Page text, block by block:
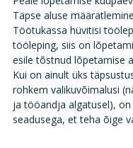
Täpse aluse
Töötukassa hüvitisi
tööleping, siis on
esile tõstnud lõpetamise
Kui on ainult üks
rohkem valikuvõimalusi
ja tööandja algatusel),
seadusega, et teha õige